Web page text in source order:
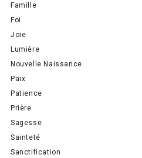
Famille
Foi
Joie
Lumière
Nouvelle Naissance
Paix
Patience
Prière
Sagesse
Sainteté
Sanctification